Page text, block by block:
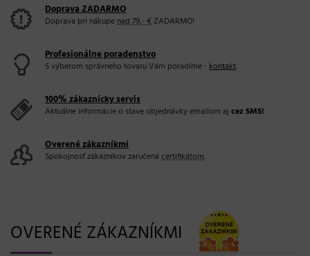
Doprava ZADARMO
Doprava pri nákupenad 79,- €ZADARMO!
Profesionálne poradenstvo
S výberom správneho tovaru Vám poradíme -kontakt.
100% zákaznícky servis
Aktuálne informácie o stave objednávky emailom aj cez SMS!
Overené zákazníkmi
Spokojnosť zákazníkov zaručená certifikátom.
OVERENÉ ZÁKAZNÍKMI